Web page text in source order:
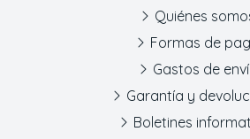
Quiénes
Formas de
Gastos de
Garantía y
Boletines